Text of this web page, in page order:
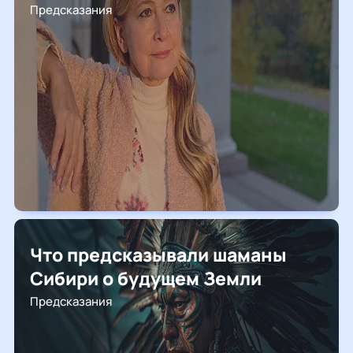
Предсказания
Что предсказывали шаманы
Сибири о будущем Земли
Предсказания